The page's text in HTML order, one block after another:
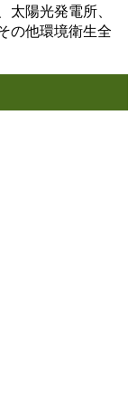
太陽光発電所、
の他環境衛生全